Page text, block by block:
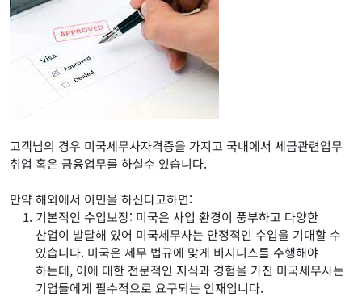
고객님의 경우 미국세무사자격증을 가지고 국내에서 세금관련업무
취업 혹은 금융업무를 하실수 있습니다.
만약 해외에서 이민을 하신다고하면:
기본적인 수입보장: 미국은 사업 환경이 풍부하고 다양한
산업이 발달해 있어 미국세무사는 안정적인 수입을 기대할 수
있습니다. 미국은 세무 법규에 맞게 비지니스를 수행해야
하는데, 이에 대한 전문적인 지식과 경험을 가진 미국세무사는
기업들에게 필수적으로 요구되는 인재입니다.